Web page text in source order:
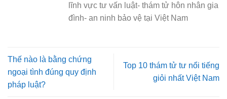
lĩnh vực tư vấn luật- thám tử hôn nhân gia
đình- an ninh bảo vệ tại Việt Nam
Thế nào là bằng chứng
ngoại tình đúng quy định
pháp luật?
Top 10 thám tử tư nổi tiếng
giỏi nhất Việt Nam